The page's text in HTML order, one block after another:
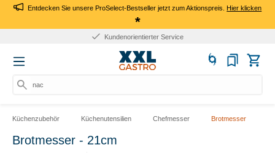
Entdecken Sie unsere ProSelect-Bestseller jetzt zum Aktionspreis.Hier klicken
*
Kundenorientierter Service
nach
Küchenzubehör Küchenutensilien Chefmesser Brotmesser
Brotmesser - 21cm